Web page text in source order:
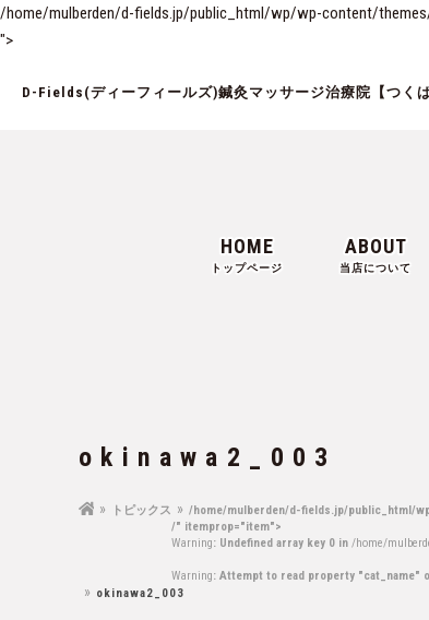
/home/mulberden/d-fields.jp/public_html/wp/wp-content/
">
D-Fields(ディーフィールズ)鍼灸マッサージ治療院【つくば
HOME
トップページ
ABOUT
当店について
okinawa2_003
トピックス /home/mulberden/d-fields.jp/public_html/
/" itemprop="item">
Warning: Undefined array key 0 in /home/
Warning: Attempt to read property "cat_name"
okinawa2_003